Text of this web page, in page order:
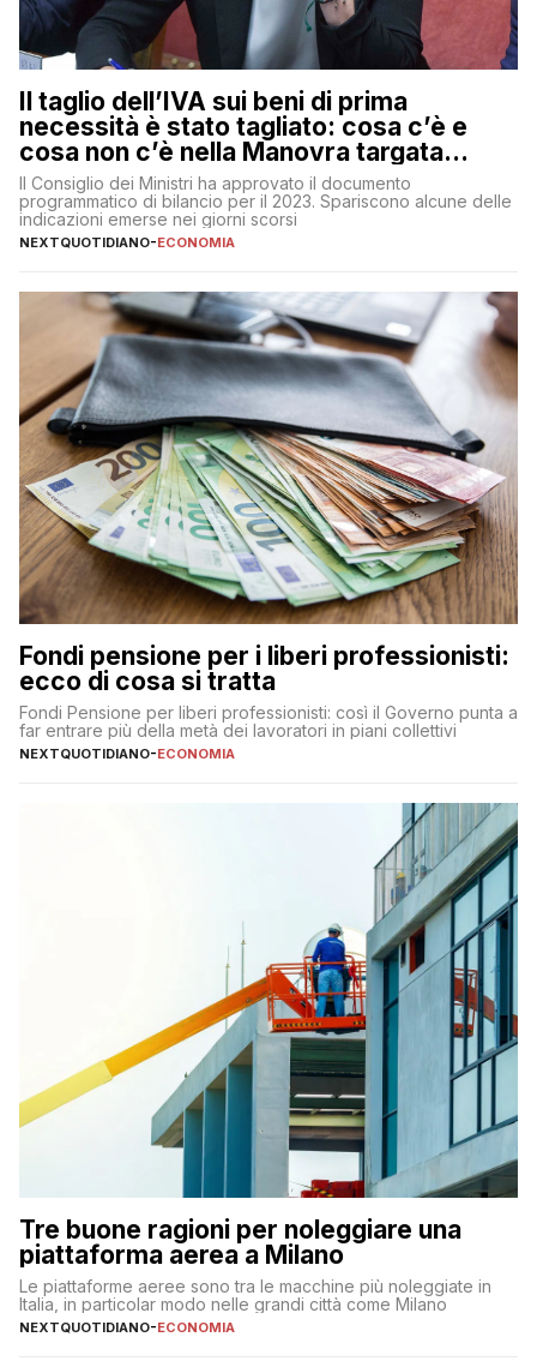
Il taglio dell’IVA sui beni di prima
necessità è stato tagliato: cosa c’è e
cosa non c’è nella Manovra targata
Meloni
Il Consiglio dei Ministri ha approvato il documento
programmatico di bilancio per il 2023. Spariscono alcune delle
indicazioni emerse nei giorni scorsi
NEXTQUOTIDIANO-ECONOMIA
Fondi pensione per i liberi professionisti:
ecco di cosa si tratta
Fondi Pensione per liberi professionisti: così il Governo punta a
far entrare più della metà dei lavoratori in piani collettivi
NEXTQUOTIDIANO-ECONOMIA
Tre buone ragioni per noleggiare una
piattaforma aerea a Milano
Le piattaforme aeree sono tra le macchine più noleggiate in
Italia, in particolar modo nelle grandi città come Milano
NEXTQUOTIDIANO-ECONOMIA